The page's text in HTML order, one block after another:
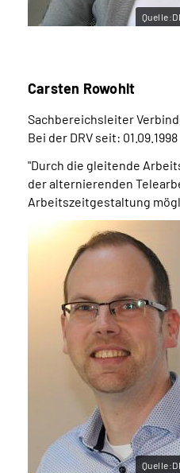
Carsten Rowohlt
Sachbereichsleiter
Bei der DRV seit: 01.09.1998
"Durch die gleitende
der alternierenden
Arbeitszeitgestaltung